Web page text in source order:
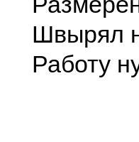
Швырял
Работу